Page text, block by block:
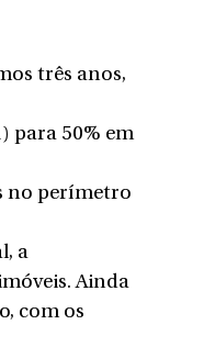
três anos,
para 50% em
no perímetro
a
Ainda
com os